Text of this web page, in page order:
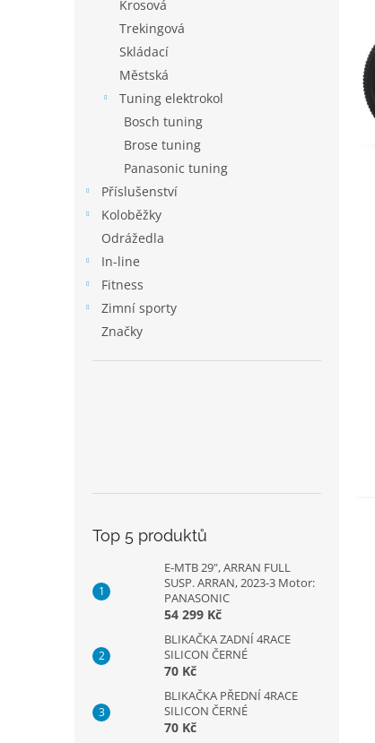
Krosová
Trekingová
Skládací
Městská
Tuning elektrokol
Bosch tuning
Brose tuning
Panasonic tuning
Příslušenství
Koloběžky
Odrážedla
In-line
Fitness
Zimní sporty
Značky
Top 5 produktů
E-MTB 29", ARRAN FULL
SUSP. ARRAN, 2023-3 Motor:
PANASONIC
54 299 Kč
BLIKAČKA ZADNÍ 4RACE
SILICON ČERNÉ
70 Kč
BLIKAČKA PŘEDNÍ 4RACE
SILICON ČERNÉ
70 Kč